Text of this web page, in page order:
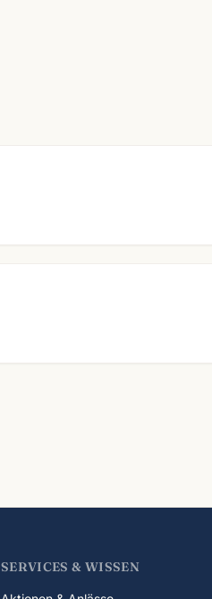
SERVICES & WISSEN